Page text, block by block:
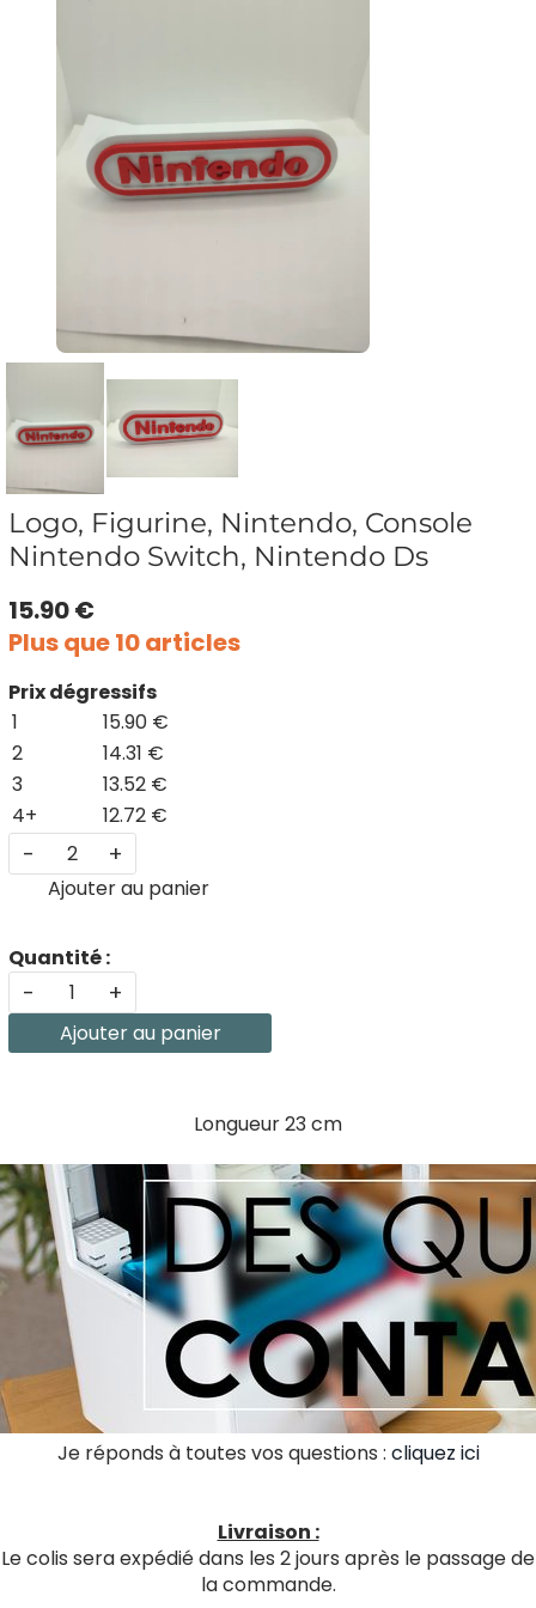
Logo, Figurine, Nintendo, Console
Nintendo Switch, Nintendo Ds
15.90 €
Plus que 10 articles
Prix dégressifs
1
15.90 €
2
14.31 €
3
13.52 €
4+
12.72 €
- +
Ajouter au panier
Quantité :
- +
Ajouter au panier
Longueur 23 cm
Je réponds à toutes vos questions : cliquez ici
Livraison :
Le colis sera expédié dans les 2 jours après le passage de
la commande.